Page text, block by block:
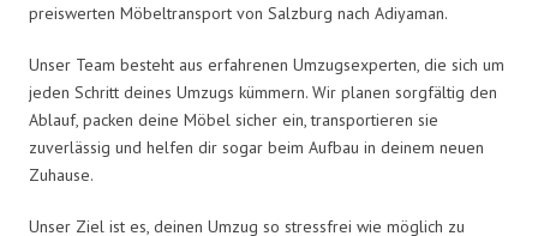
preiswerten Möbeltransport von Salzburg nach Adiyaman.
Unser Team besteht aus erfahrenen Umzugsexperten, die sich um
jeden Schritt deines Umzugs kümmern. Wir planen sorgfältig den
Ablauf, packen deine Möbel sicher ein, transportieren sie
zuverlässig und helfen dir sogar beim Aufbau in deinem neuen
Zuhause.
Unser Ziel ist es, deinen Umzug so stressfrei wie möglich zu